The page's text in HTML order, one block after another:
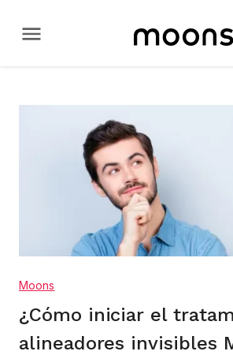
Moons
¿Cómo iniciar el
alineadores invisibles